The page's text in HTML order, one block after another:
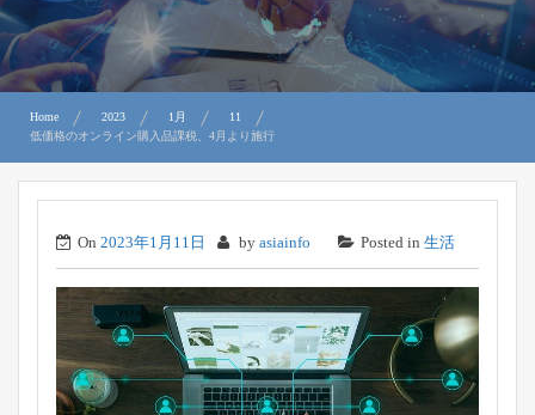
Home 2023 1月
11
低価格のオンライン購入品課税、4月より施行
On 2023年1月11日 by asiainfo Posted in 生活